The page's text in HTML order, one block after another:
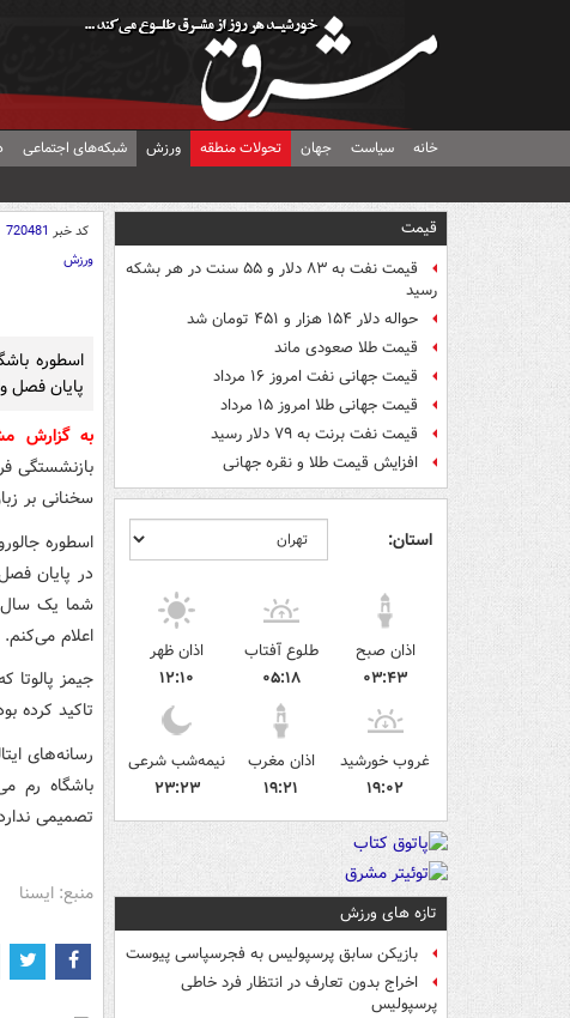
خانه سیاست جهان تحولات منطقه ورزش شبکه‌های اجتماعی
قیمت
قیمت نفت به ۸۳ دلار و ۵۵ سنت در هر بشکه
رسید
حواله دلار ۱۵۴ هزار و ۴۵۱ تومان شد
قیمت طلا صعودی ماند
قیمت جهانی نفت امروز ۱۶ مرداد
قیمت جهانی طلا امروز ۱۵ مرداد
قیمت نفت برنت به ۷۹ دلار رسید
افزایش قیمت طلا و نقره جهانی
استان:
اذان صبح
۰۳:۴۳
طلوع آفتاب
۰۵:۱۸
اذان ظهر
۱۲:۱۰
غروب خورشید
۱۹:۰۲
اذان مغرب
۱۹:۲۱
نیمه‌شب شرعی
۲۳:۲۳
تازه های ورزش
بازیکن سابق پرسپولیس به فجرسپاسی پیوست
اخراج بدون تعارف در انتظار فرد خاطی
پرسپولیس
کد خبر 720481
ورزش
اسطوره
پایان فصل
به گزارش
بازنشستگی
سخنانی بر
اسطوره
شما یک سال
اعلام می‌کنم.
جیمز پالوتا
تاکید کرده
رسانه‌های
باشگاه رم
تصمیمی
منبع: ایسنا